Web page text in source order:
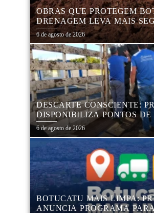
OBRAS QUE PROTEGEM
DRENAGEM LEVA MAIS
TRANQUILIDADE AOS
COHAB 5
6 de agosto de 2026
DESCARTE CONSCIENTE:
DISPONIBILIZA PONTOS
DESCARTE
PNEUS, GARANTINDO
ADEQUADA E
6 de agosto de 2026
BOTUCATU MAIS LIMPA:
ANUNCIA PROGRAMA